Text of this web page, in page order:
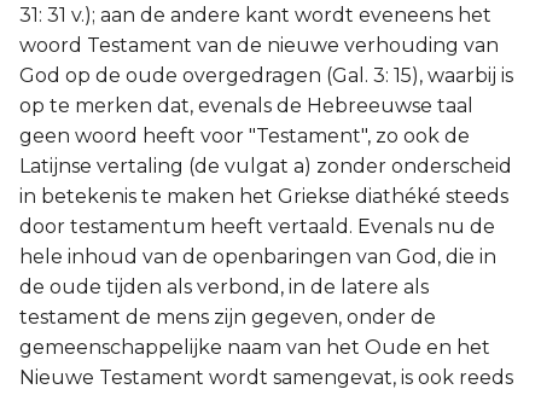
31: 31 v.); aan de andere kant wordt eveneens het
woord Testament van de nieuwe verhouding van
God op de oude overgedragen (Gal. 3: 15), waarbij is
op te merken dat, evenals de Hebreeuwse taal
geen woord heeft voor "Testament", zo ook de
Latijnse vertaling (de vulgat a) zonder onderscheid
in betekenis te maken het Griekse diathéké steeds
door testamentum heeft vertaald. Evenals nu de
hele inhoud van de openbaringen van God, die in
de oude tijden als verbond, in de latere als
testament de mens zijn gegeven, onder de
gemeenschappelijke naam van het Oude en het
Nieuwe Testament wordt samengevat, is ook reeds